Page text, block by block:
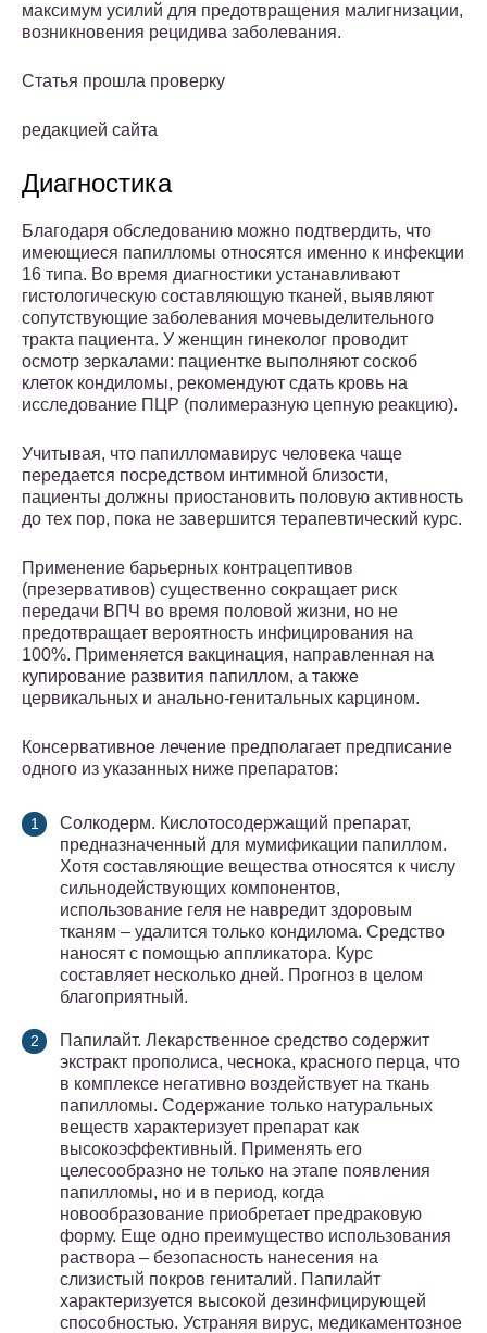
максимум усилий для предотвращения малигнизации,
возникновения рецидива заболевания.
Статья прошла проверку
редакцией сайта
Диагностика
Благодаря обследованию можно подтвердить, что
имеющиеся папилломы относятся именно к инфекции
16 типа. Во время диагностики устанавливают
гистологическую составляющую тканей, выявляют
сопутствующие заболевания мочевыделительного
тракта пациента. У женщин гинеколог проводит
осмотр зеркалами: пациентке выполняют соскоб
клеток кондиломы, рекомендуют сдать кровь на
исследование ПЦР (полимеразную цепную реакцию).
Учитывая, что папилломавирус человека чаще
передается посредством интимной близости,
пациенты должны приостановить половую активность
до тех пор, пока не завершится терапевтический курс.
Применение барьерных контрацептивов
(презервативов) существенно сокращает риск
передачи ВПЧ во время половой жизни, но не
предотвращает вероятность инфицирования на
100%. Применяется вакцинация, направленная на
купирование развития папиллом, а также
цервикальных и анально-генитальных карцином.
Консервативное лечение предполагает предписание
одного из указанных ниже препаратов:
Солкодерм. Кислотосодержащий препарат,
предназначенный для мумификации папиллом.
Хотя составляющие вещества относятся к числу
сильнодействующих компонентов,
использование геля не навредит здоровым
тканям – удалится только кондилома. Средство
наносят с помощью аппликатора. Курс
составляет несколько дней. Прогноз в целом
благоприятный.
Папилайт. Лекарственное средство содержит
экстракт прополиса, чеснока, красного перца, что
в комплексе негативно воздействует на ткань
папилломы. Содержание только натуральных
веществ характеризует препарат как
высокоэффективный. Применять его
целесообразно не только на этапе появления
папилломы, но и в период, когда
новообразование приобретает предраковую
форму. Еще одно преимущество использования
раствора – безопасность нанесения на
слизистый покров гениталий. Папилайт
характеризуется высокой дезинфицирующей
способностью. Устраняя вирус, медикаментозное